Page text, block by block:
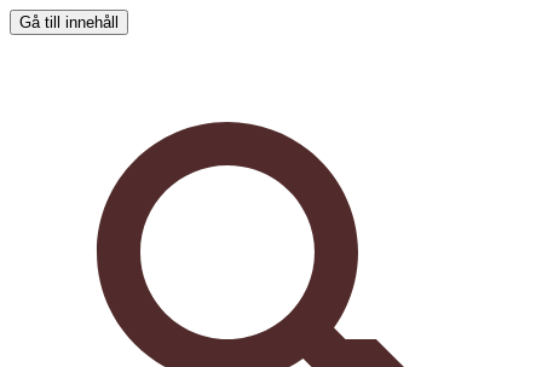
Gå till innehåll